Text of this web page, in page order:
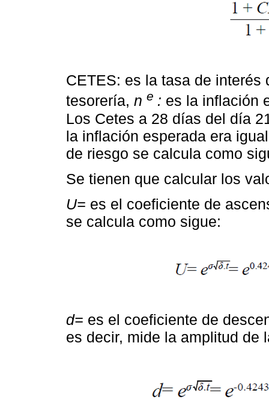
CETES: es la tasa de
tesorería, n e : es la inflación
Los Cetes a 28 días del día
la inflación esperada era
de riesgo se calcula como
Se tienen que calcular los
U= es el coeficiente de
se calcula como sigue:
d= es el coeficiente de
es decir, mide la amplitud de